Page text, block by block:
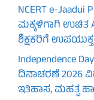
NCERT e-
ಮಕ್ಕಳಿಗಾಗಿ ಉಚಿತ
ಶಿಕ್ಷಕರಿಗೆ
Independence
ದಿನಾಚರಣೆ 2026
ಇತಿಹಾಸ, ಮಹತ್ವ